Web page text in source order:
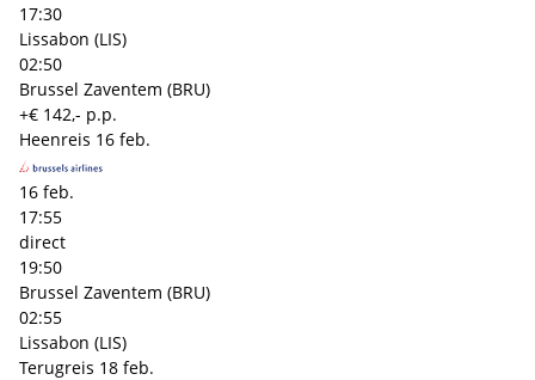
17:30
Lissabon (LIS)
02:50
Brussel Zaventem (BRU)
+€ 142,- p.p.
Heenreis 16 feb.
16 feb.
17:55
direct
19:50
Brussel Zaventem (BRU)
02:55
Lissabon (LIS)
Terugreis 18 feb.